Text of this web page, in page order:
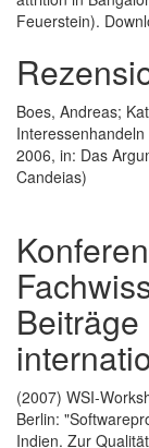
Feuerstein).
Boes, Andreas;
2006, in: Das
Candeias)
(2007) WSI-
Berlin:
Indien. Zur